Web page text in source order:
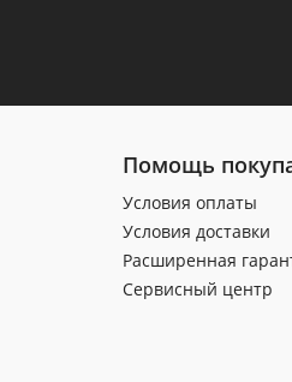
Помощь
Условия оплаты
Условия доставки
Расширенная
Сервисный центр